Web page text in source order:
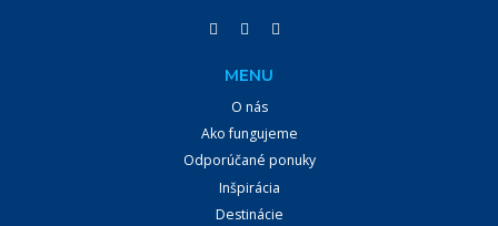
MENU
O nás
Ako fungujeme
Odporúčané ponuky
Inšpirácia
Destinácie